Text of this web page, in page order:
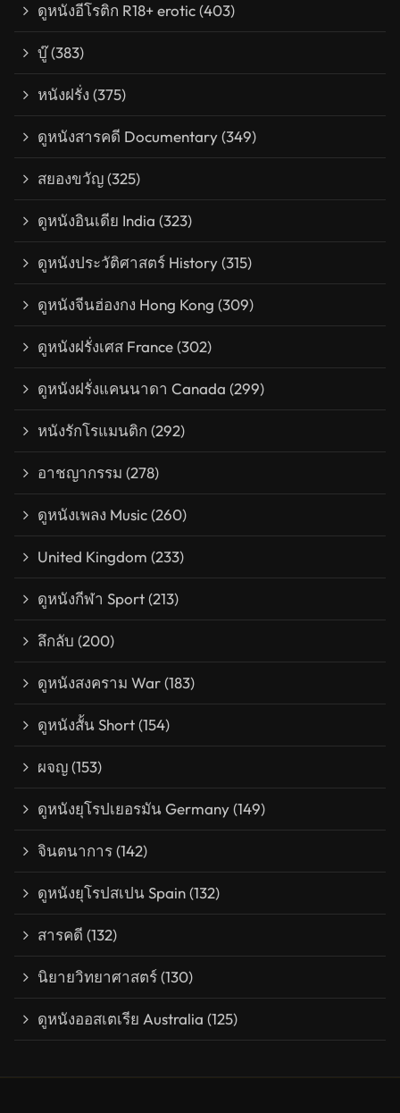
ดูหนังอีโรติก R18+ erotic(403)
บู๊(383)
หนังฝรั่ง (375)
ดูหนังสารคดี Documentary(349)
สยองขวัญ(325)
ดูหนังอินเดีย India (323)
ดูหนังประวัติศาสตร์ History(315)
ดูหนังจีนฮ่องกง Hong Kong (309)
ดูหนังฝรั่งเศส France(302)
ดูหนังฝรั่งแคนนาดา Canada (299)
หนังรักโรแมนติก (292)
อาชญากรรม (278)
ดูหนังเพลง Music(260)
United Kingdom (233)
ดูหนังกีฬา Sport(213)
ลึกลับ (200)
ดูหนังสงคราม War(183)
ดูหนังสั้น Short(154)
ผจญ(153)
ดูหนังยุโรปเยอรมัน Germany(149)
จินตนาการ(142)
ดูหนังยุโรปสเปน Spain(132)
สารคดี (132)
นิยายวิทยาศาสตร์(130)
ดูหนังออสเตเรีย Australia (125)